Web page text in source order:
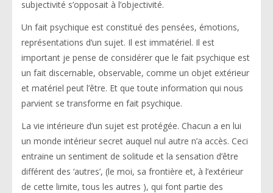
subjectivité s’opposait à l’objectivité.
Un fait psychique est constitué des pensées, émotions,
représentations d’un sujet. Il est immatériel. Il est
important je pense de considérer que le fait psychique est
un fait discernable, observable, comme un objet extérieur
et matériel peut l’être. Et que toute information qui nous
parvient se transforme en fait psychique.
La vie intérieure d’un sujet est protégée. Chacun a en lui
un monde intérieur secret auquel nul autre n’a accès. Ceci
entraine un sentiment de solitude et la sensation d’être
différent des ‘autres’, (le moi, sa frontière et, à l’extérieur
de cette limite, tous les autres ), qui font partie des